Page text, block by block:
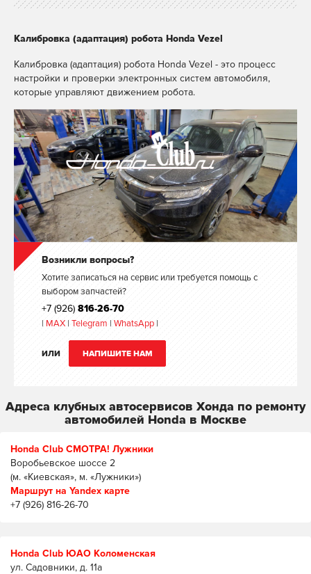
Калибровка (адаптация) робота Honda Vezel
Калибровка (адаптация) робота Honda Vezel - это процесс
настройки и проверки электронных систем автомобиля,
которые управляют движением робота.
Возникли вопросы?
Хотите записаться на сервис или требуется помощь с
выбором запчастей?
+7 (926) 816-26-70
| MAX | Telegram | WhatsApp |
ИЛИ НАПИШИТЕ НАМ
Адреса клубных автосервисов Хонда по ремонту
автомобилей Honda в Москве
Honda Club СМОТРА! Лужники
Воробьевское шоссе 2
(м. «Киевская», м. «Лужники»)
Маршрут на Yandex карте
+7 (926) 816-26-70
Honda Club ЮАО Коломенская
ул. Садовники, д. 11а